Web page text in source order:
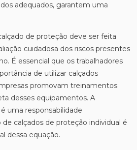
adequados, garantem uma
de proteção deve ser feita
cuidadosa dos riscos presentes
É essencial que os trabalhadores
de utilizar calçados
promovam treinamentos
desses equipamentos. A
uma responsabilidade
calçados de proteção individual é
dessa equação.